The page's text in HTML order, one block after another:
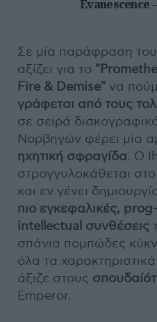
Evanescence
Σε μία παράφραση
αξίζει για το
Fire & Demise" να
γράφεται από τους
σε σειρά
Νορβηγών φέρει μία
ηχητική σφραγίδα. Ο
στρογγυλοκάθεται
και εν γένει
πιο εγκεφαλικές,
intellectual συνθέσεις
σπάνια πομπώδες
όλα τα
άξιζε στους
Emperor.